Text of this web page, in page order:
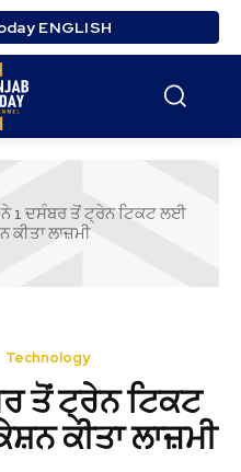
ENGLISH
ਨੇ 1 ਦਸੰਬਰ ਤੋਂ ਟ੍ਰੇਨ ਟਿਕਟ ਲਈ
ਕੀਤਾ ਲਾਜ਼ਮੀ
Technology
ਤੋਂ ਟ੍ਰੇਨ ਟਿਕਟ
ਕੀਤਾ ਲਾਜ਼ਮੀ